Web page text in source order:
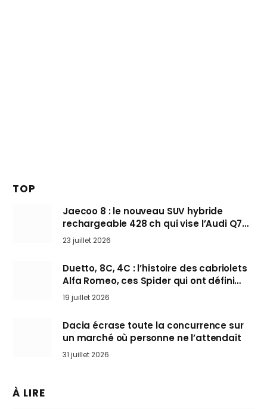
TOP
Jaecoo 8 : le nouveau SUV hybride
rechargeable 428 ch qui vise l’Audi Q7
arrive en Europe cet automne
23 juillet 2026
Duetto, 8C, 4C : l’histoire des cabriolets
Alfa Romeo, ces Spider qui ont défini
l’art de rouler cheveux au vent
19 juillet 2026
Dacia écrase toute la concurrence sur
un marché où personne ne l’attendait
31 juillet 2026
À LIRE